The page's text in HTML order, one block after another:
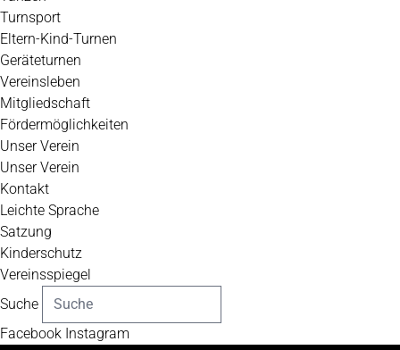
Turnsport
Eltern-Kind-Turnen
Geräteturnen
Vereinsleben
Mitgliedschaft
Fördermöglichkeiten
Unser Verein
Unser Verein
Kontakt
Leichte Sprache
Satzung
Kinderschutz
Vereinsspiegel
Suche
Facebook Instagram